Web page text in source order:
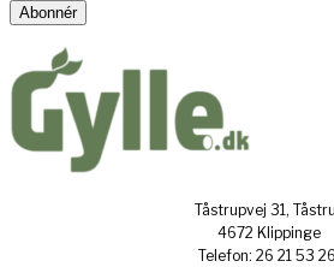
Abonnér
Tåstrupvej 31,
4672 Klippinge
Telefon: 26 21 53 26